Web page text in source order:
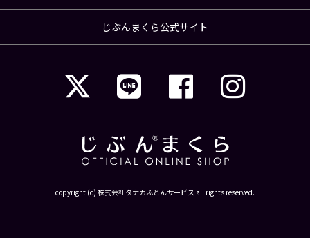
じぶんまくら公式サイト
copyright (c) 株式会社タナカふとんサービス all rights reserved.